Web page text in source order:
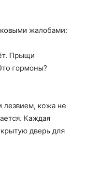
жалобами:
Прыщи
гормоны?
лезвием, кожа не
Каждая
дверь для